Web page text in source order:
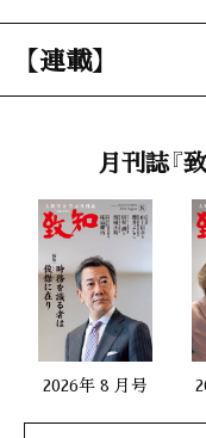
【連載】
風の便り 42
「天邪鬼つれづれ日記（八
占部賢志（中村学園大学
干支九星学
井上象英
大自然と体心
月刊誌『
2026年 8 月号